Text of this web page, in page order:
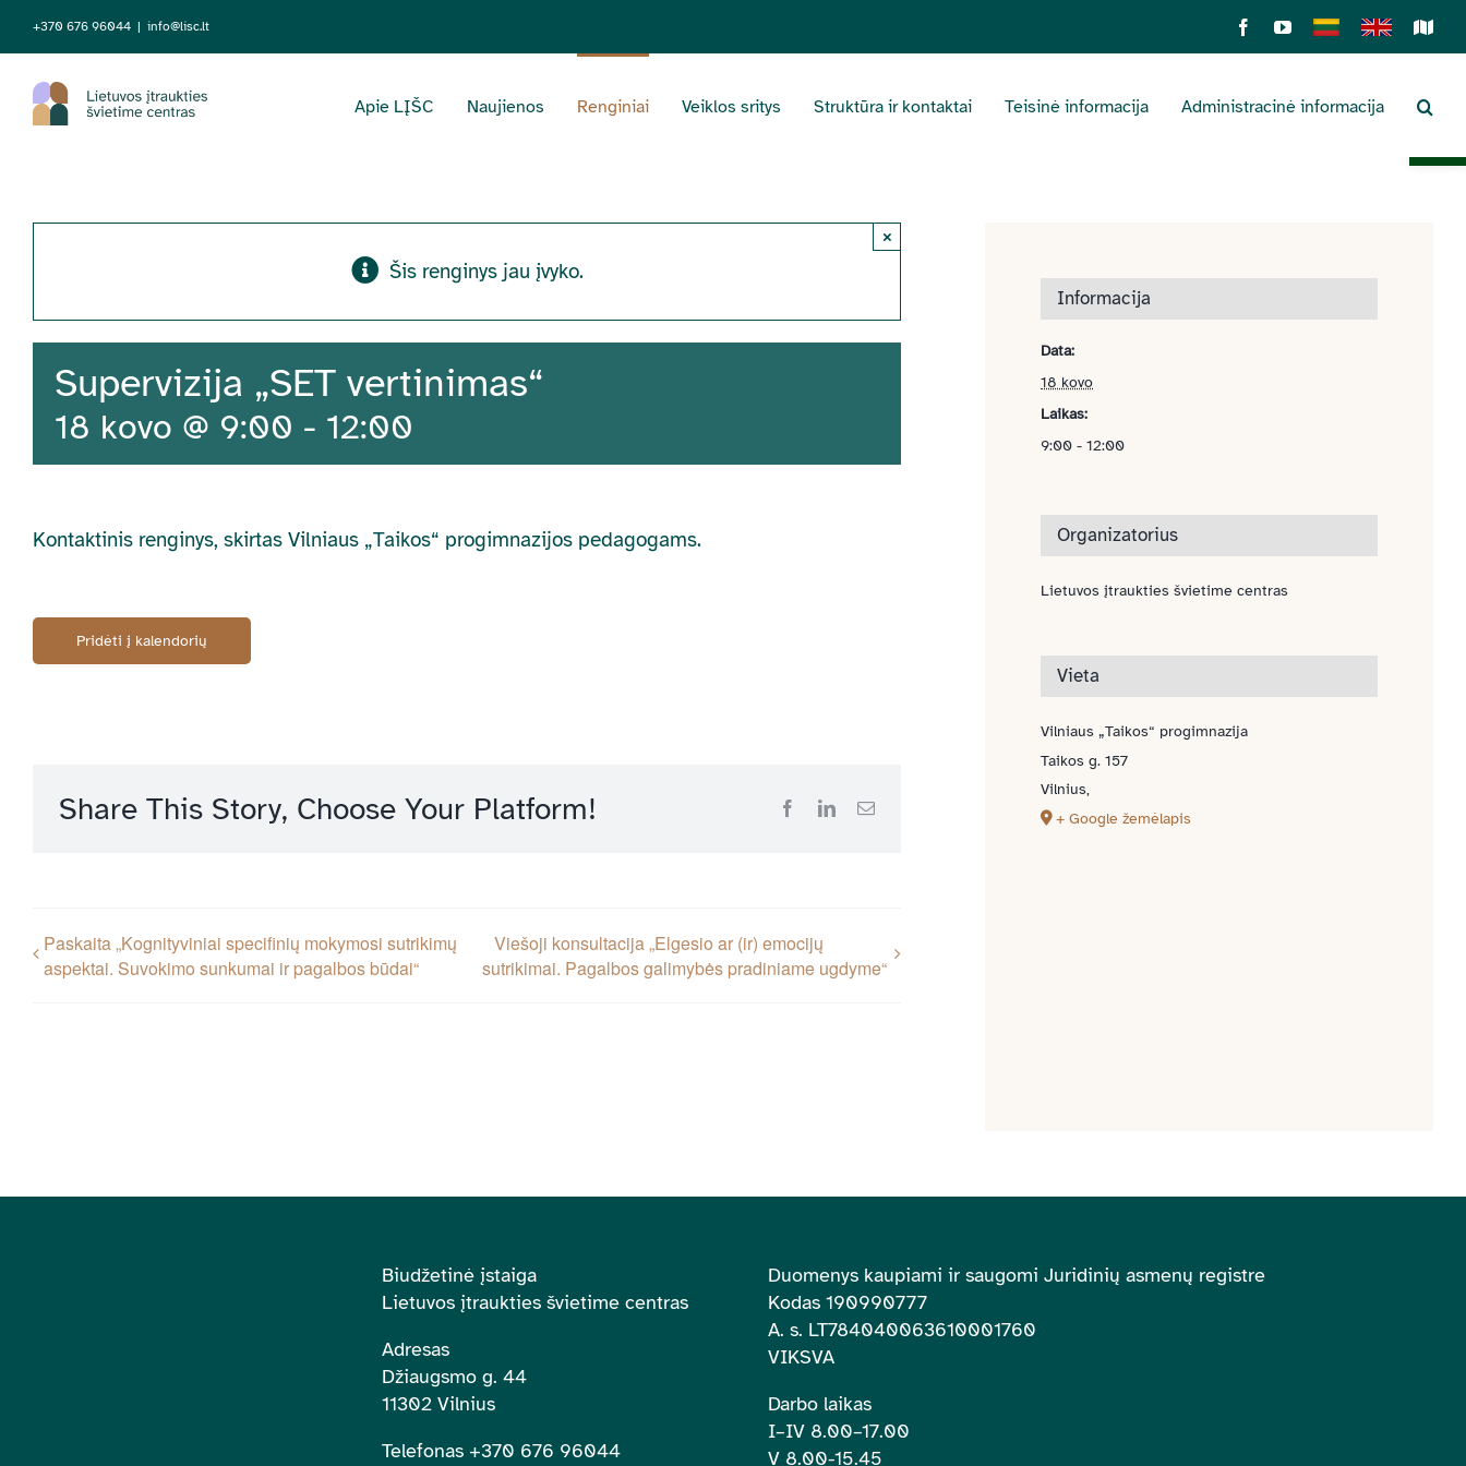
Skip
to
content
+370 676 96044 | info@lisc.lt FacebookYouTube
Lietuviškai
English
Apie LĮŠC Naujienos Renginiai Veiklos sritys Struktūra ir kontaktai Teisinė informacija Administracinė informacija
Šis renginys jau įvyko.
×
Supervizija „SET vertinimas“
18 kovo @ 9:00 - 12:00
Kontaktinis renginys, skirtas Vilniaus „Taikos“ progimnazijos pedagogams.
Pridėti į kalendorių
Share This Story, Choose Your Platform! FacebookLinkedInEmail
Paskaita „Kognityviniai specifinių mokymosi sutrikimų
aspektai. Suvokimo sunkumai ir pagalbos būdai“
Viešoji konsultacija „Elgesio ar (ir) emocijų
sutrikimai. Pagalbos galimybės pradiniame ugdyme“
Informacija
Data:
18 kovo
Laikas:
9:00 - 12:00
Organizatorius
Lietuvos įtraukties švietime centras
Vieta
Vilniaus „Taikos“ progimnazija
Taikos g. 157
Vilnius,
+ Google žemėlapis
Biudžetinė įstaiga
Lietuvos įtraukties švietime centras
Adresas
Džiaugsmo g. 44
11302 Vilnius
Telefonas +370 676 96044
Duomenys kaupiami ir saugomi Juridinių asmenų registre
Kodas 190990777
A. s. LT784040063610001760
VIKSVA
Darbo laikas
I–IV 8.00–17.00
V 8.00-15.45